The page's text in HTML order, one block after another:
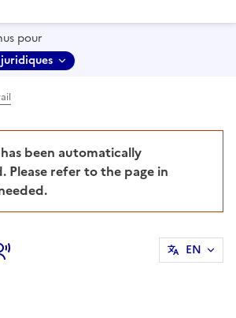
pour
Please refer to the page in
EN